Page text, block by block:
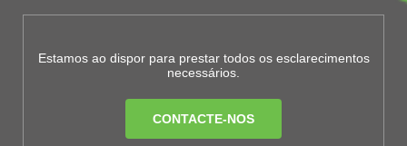
Estamos ao dispor para prestar todos os esclarecimentos
necessários.
CONTACTE-NOS